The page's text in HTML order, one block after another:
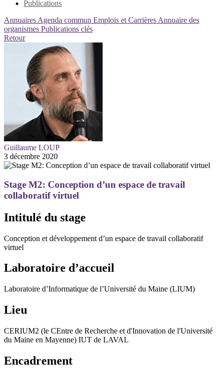
Publications
Annuaires Agenda commun Emplois et Carrières Annuaire des
organismes Publications clés
Retour
Guillaume LOUP
3 décembre 2020
Stage M2: Conception d’un espace de travail
collaboratif virtuel
Intitulé du stage
Conception et développement d’un espace de travail collaboratif
virtuel
Laboratoire d’accueil
Laboratoire d’Informatique de l’Université du Maine (LIUM)
Lieu
CERIUM2 (le CEntre de Recherche et d'Innovation de l'Université
du Maine en Mayenne) IUT de LAVAL
Encadrement